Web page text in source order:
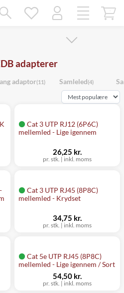
adapterer
adaptor(11) Samleled(4)
Cat 3 UTP RJ12 (6P6C)
mellemled - Lige igennem
pr. stk. | inkl. moms
26,25 kr.
Cat 3 UTP RJ45 (8P8C)
mellemled - Krydset
pr. stk. | inkl. moms
34,75 kr.
Cat 5e UTP RJ45 (8P8C)
mellemled - Lige igennem / Sort
pr. stk. | inkl. moms
54,50 kr.